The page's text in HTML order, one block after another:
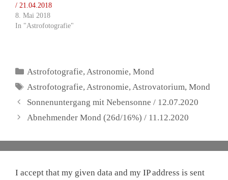
/ 21.04.2018
8. Mai 2018
In "Astrofotografie"
Kategorien
Astrofotografie,Astronomie,Mond
Schlagwörter
Astrofotografie,Astronomie,Astrovatorium,Mond
Sonnenuntergang mit Nebensonne / 12.07.2020
Abnehmender Mond (26d/16%) / 11.12.2020
I accept that my given data and my IP address is sent